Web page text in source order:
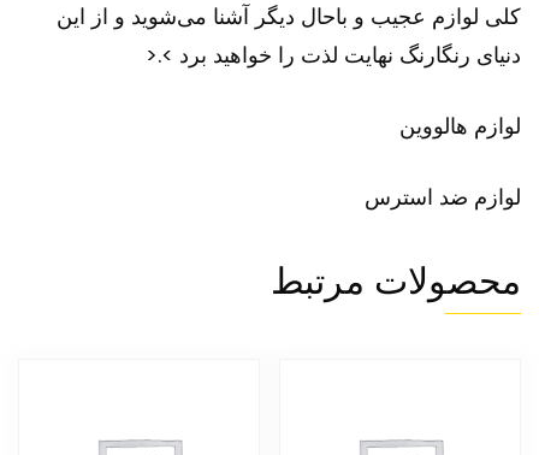
کلی لوازم عجیب و باحال دیگر آشنا می‌شوید و از این
دنیای رنگارنگ نهایت لذت را خواهید برد >.<
لوازم هالووین
لوازم ضد استرس
محصولات مرتبط